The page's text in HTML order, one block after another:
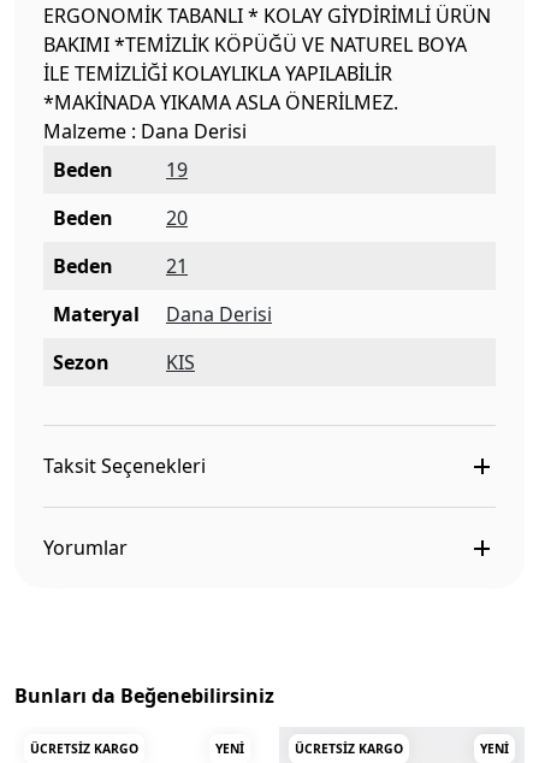
ERGONOMİK TABANLI * KOLAY GİYDİRİMLİ ÜRÜN
BAKIMI *TEMİZLİK KÖPÜĞÜ VE NATUREL BOYA
İLE TEMİZLİĞİ KOLAYLIKLA YAPILABİLİR
*MAKİNADA YIKAMA ASLA ÖNERİLMEZ.
Malzeme : Dana Derisi
Beden
19
Beden
20
Beden
21
Materyal
Dana Derisi
Sezon
KIS
Taksit Seçenekleri
Yorumlar
Bunları da Beğenebilirsiniz
ÜCRETSIZ KARGO YENI ÜCRETSIZ KARGO YENI